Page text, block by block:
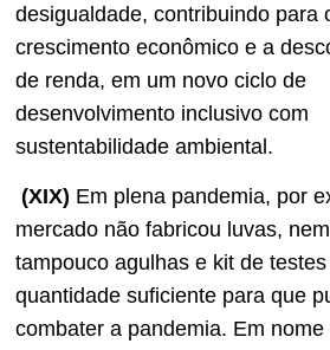
desigualdade, contribuindo para
crescimento econômico e a
de renda, em um novo ciclo de
desenvolvimento inclusivo com
sustentabilidade ambiental.
(XIX) Em plena pandemia, por
mercado não fabricou luvas,
tampouco agulhas e kit de testes
quantidade suficiente para que
combater a pandemia. Em nome